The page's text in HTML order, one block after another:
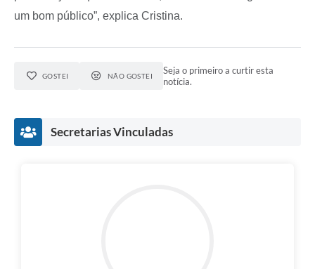
um bom público”, explica Cristina.
GOSTEI NÃO GOSTEI
Seja o primeiro a curtir esta
notícia.
Secretarias Vinculadas